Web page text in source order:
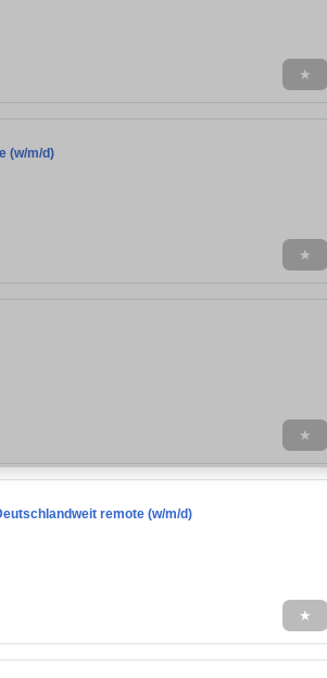
★
(w/m/d)
★
★
remote (w/m/d)
★